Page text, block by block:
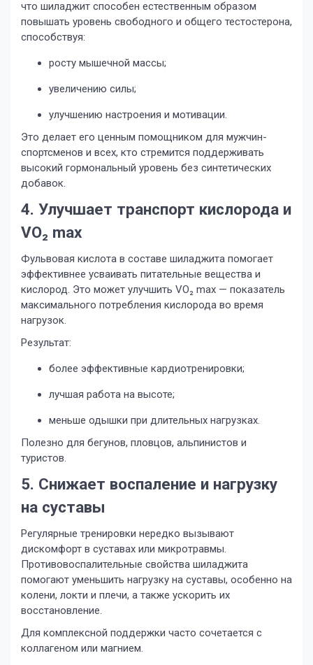
что шиладжит способен естественным образом
повышать уровень свободного и общего тестостерона,
способствуя:
росту мышечной массы;
увеличению силы;
улучшению настроения и мотивации.
Это делает его ценным помощником для мужчин-
спортсменов и всех, кто стремится поддерживать
высокий гормональный уровень без синтетических
добавок.
4. Улучшает транспорт кислорода и
VO₂ max
Фульвовая кислота в составе шиладжита помогает
эффективнее усваивать питательные вещества и
кислород. Это может улучшить VO₂ max — показатель
максимального потребления кислорода во время
нагрузок.
Результат:
более эффективные кардиотренировки;
лучшая работа на высоте;
меньше одышки при длительных нагрузках.
Полезно для бегунов, пловцов, альпинистов и
туристов.
5. Снижает воспаление и нагрузку
на суставы
Регулярные тренировки нередко вызывают
дискомфорт в суставах или микротравмы.
Противовоспалительные свойства шиладжита
помогают уменьшить нагрузку на суставы, особенно на
колени, локти и плечи, а также ускорить их
восстановление.
Для комплексной поддержки часто сочетается с
коллагеном или магнием.